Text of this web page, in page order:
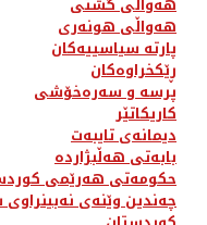
هەواڵی هونەری
پارتە سیاسییەکان
ڕێکخراوەکان
پرسە و سەرەخۆشی
کاریکاتێر
دیمانەی تایبەت
بابەتی هەڵبژاردە
حکومەتی هەرێمی
چەندین وێنەی